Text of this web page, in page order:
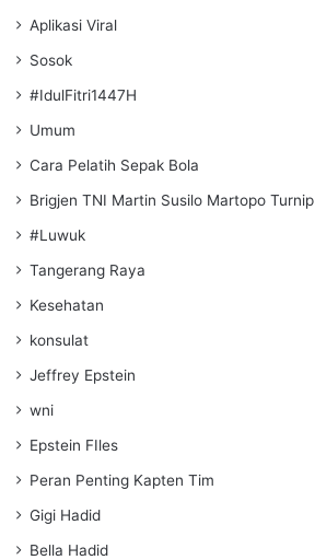
Aplikasi Viral
Sosok
#IdulFitri1447H
Umum
Cara Pelatih Sepak Bola
Brigjen TNI Martin Susilo Martopo Turnip
#Luwuk
Tangerang Raya
Kesehatan
konsulat
Jeffrey Epstein
wni
Epstein FIles
Peran Penting Kapten Tim
Gigi Hadid
Bella Hadid